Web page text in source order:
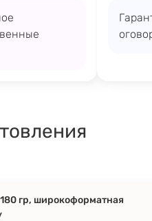
гр, широкоформатная